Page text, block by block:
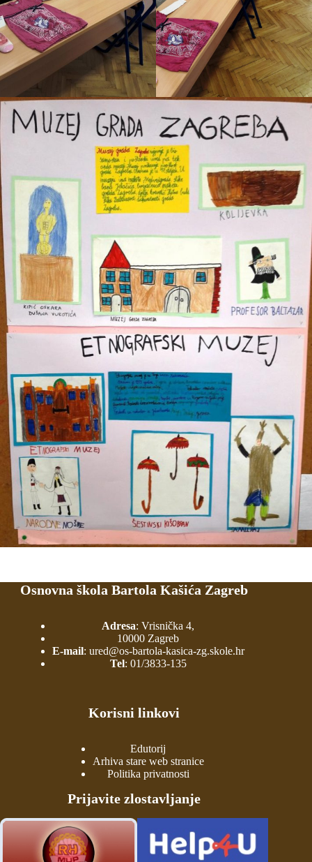
Osnovna škola Bartola Kašića Zagreb
Adresa: Vrisnička 4,
10000 Zagreb
E-mail: ured@os-bartola-kasica-zg.skole.hr
Tel: 01/3833-135
Korisni linkovi
Edutorij
Arhiva stare web stranice
Politika privatnosti
Prijavite zlostavljanje